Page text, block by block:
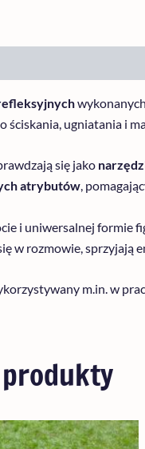
ściskania, ugniatania i
się jako
atrybutów,
i uniwersalnej formie
w rozmowie, sprzyjają
m.in. w